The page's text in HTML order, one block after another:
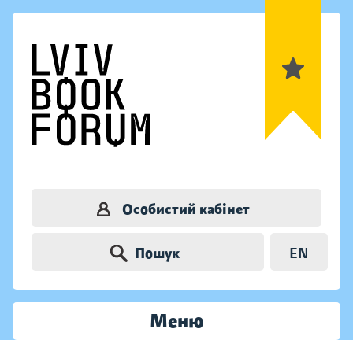
Особистий кабінет
Пошук EN
Меню